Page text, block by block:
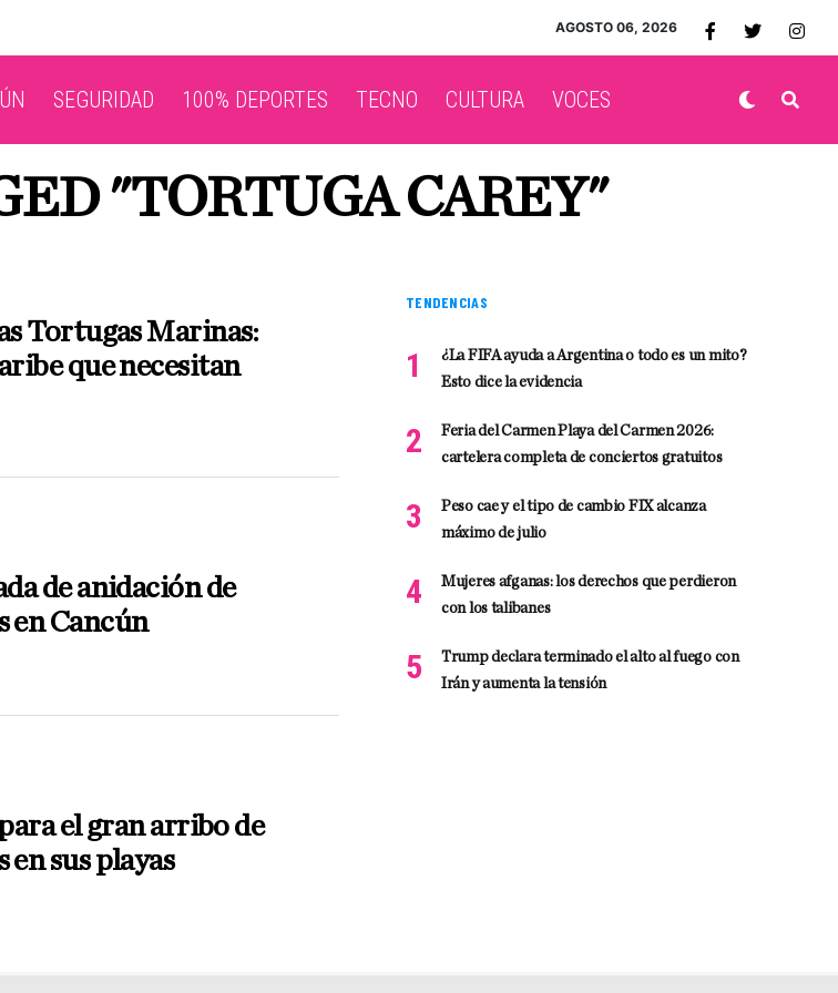
AGOSTO 06, 2026
SEGURIDAD 100% DEPORTES TECNO CULTURA VOCES
"TORTUGA CAREY"
Tortugas Marinas:
que necesitan
de anidación de
en Cancún
el gran arribo de
sus playas
TENDENCIAS
¿La FIFA ayuda a Argentina o todo es un mito?
Esto dice la evidencia
Feria del Carmen Playa del Carmen 2026:
cartelera completa de conciertos gratuitos
Peso cae y el tipo de cambio FIX alcanza
máximo de julio
Mujeres afganas: los derechos que perdieron
con los talibanes
Trump declara terminado el alto al fuego con
Irán y aumenta la tensión